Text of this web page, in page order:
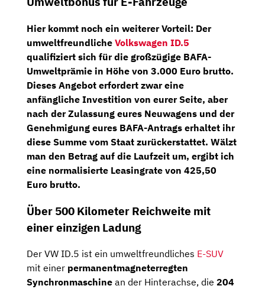
Hier kommt noch ein weiterer Vorteil: Der
umweltfreundliche Volkswagen ID.5
qualifiziert sich für die großzügige BAFA-
Umweltprämie in Höhe von 3.000 Euro brutto.
Dieses Angebot erfordert zwar eine
anfängliche Investition von eurer Seite, aber
nach der Zulassung eures Neuwagens und der
Genehmigung eures BAFA-Antrags erhaltet ihr
diese Summe vom Staat zurückerstattet. Wälzt
man den Betrag auf die Laufzeit um, ergibt ich
eine normalisierte Leasingrate von 425,50
Euro brutto.
Über 500 Kilometer Reichweite mit
einer einzigen Ladung
Der VW ID.5 ist ein umweltfreundliches E-SUV
mit einer permanentmagneterregten
Synchronmaschine an der Hinterachse, die 204